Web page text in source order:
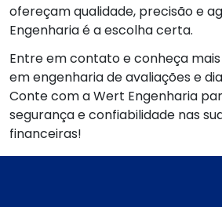
ofereçam qualidade, precisão e
Engenharia é a escolha certa.
Entre em contato e conheça
em engenharia de avaliações e
Conte com a Wert Engenharia
segurança e confiabilidade nas
financeiras!